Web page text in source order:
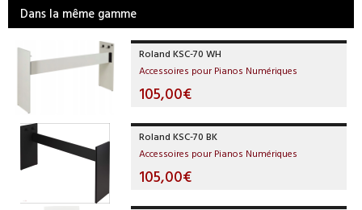
Dans la même gamme
Roland KSC-70 WH
Accessoires pour Pianos Numériques
105,00€
Roland KSC-70 BK
Accessoires pour Pianos Numériques
105,00€